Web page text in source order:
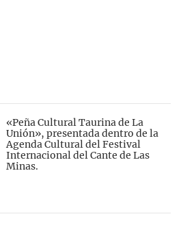
«Peña Cultural Taurina de La
Unión», presentada dentro de la
Agenda Cultural del Festival
Internacional del Cante de Las
Minas.